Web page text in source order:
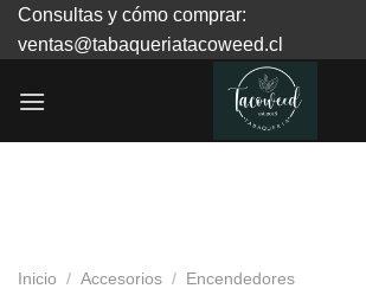
SkipConsultas y cómo comprar:
ventas@tabaqueriatacoweed.cl
Inicio / Accesorios / Encendedores